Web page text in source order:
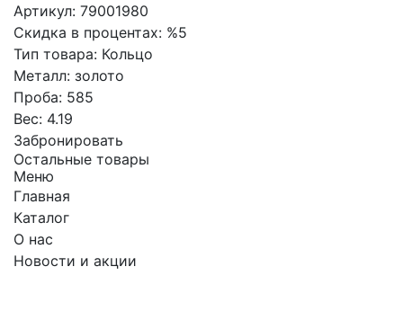
Артикул: 79001980
Скидка в процентах: %5
Тип товара: Кольцо
Металл: золото
Проба: 585
Вес: 4.19
Забронировать
Остальные товары
Меню
Главная
Каталог
О нас
Новости и акции